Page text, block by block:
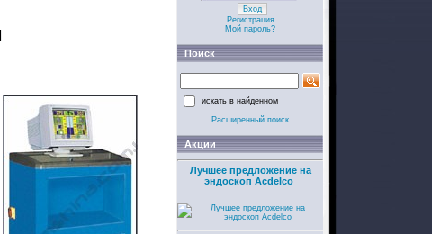
Вход
Регистрация
Мой пароль?
Поиск
искать в найденном
Расширенный поиск
Акции
Лучшее предложение на
эндоскоп Acdelco